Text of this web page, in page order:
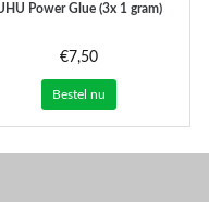
Power Glue (3x 1 gram)
€7,50
Bestel nu